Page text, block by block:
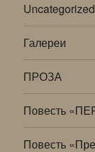
Uncategorized
Галереи
ПРОЗА
Повесть
Повесть